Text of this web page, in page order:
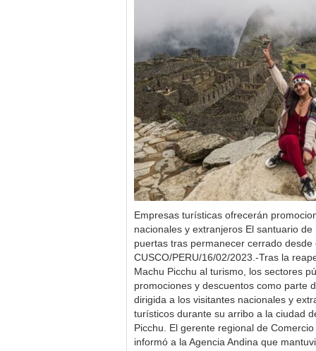
Empresas turísticas ofrecerán
nacionales y extranjeros El santuario
puertas tras permanecer cerrado desde
CUSCO/PERU/16/02/2023.-Tras la
Machu Picchu al turismo, los sectores
promociones y descuentos como parte
dirigida a los visitantes nacionales y
turísticos durante su arribo a la ciudad
Picchu. El gerente regional de
informó a la Agencia Andina que